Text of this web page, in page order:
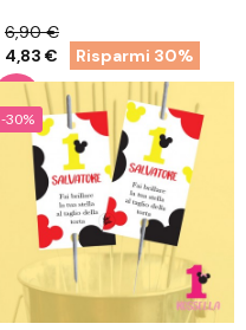
6,90 €
4,83 €
Risparmi 30%
-30%